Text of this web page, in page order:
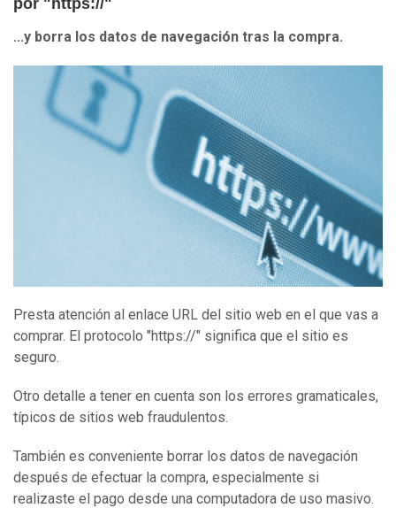
por "https://"
...y borra los datos de navegación tras la compra.
Presta atención al enlace URL del sitio web en el que vas a
comprar. El protocolo "https://" significa que el sitio es
seguro.
Otro detalle a tener en cuenta son los errores gramaticales,
típicos de sitios web fraudulentos.
También es conveniente borrar los datos de navegación
después de efectuar la compra, especialmente si
realizaste el pago desde una computadora de uso masivo.